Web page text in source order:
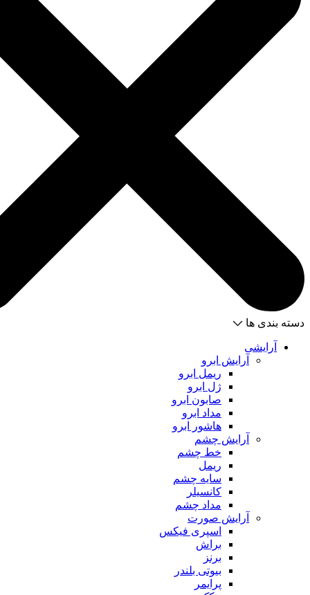
دسته بندی ها
آرایشی
آرایش ابرو
ریمل ابرو
ژل ابرو
صابون ابرو
مداد ابرو
هاشور ابرو
آرایش چشم
خط چشم
ریمل
سایه چشم
کانسیلر
مداد چشم
آرایش صورت
اسپری فیکس
براش
برنز
بیوتی بلندر
پرایمر